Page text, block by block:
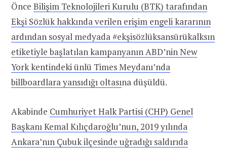
Önce Bilişim Teknolojileri Kurulu (BTK) tarafından
Ekşi Sözlük hakkında verilen erişim engeli kararının
ardından sosyal medyada #ekşisözlüksansürükalksın
etiketiyle başlatılan kampanyanın ABD’nin New
York kentindeki ünlü Times Meydanı’nda
billboardlara yansıdığı oltasına düşüldü.
Akabinde Cumhuriyet Halk Partisi (CHP) Genel
Başkanı Kemal Kılıçdaroğlu’nun, 2019 yılında
Ankara’nın Çubuk ilçesinde uğradığı saldırıda